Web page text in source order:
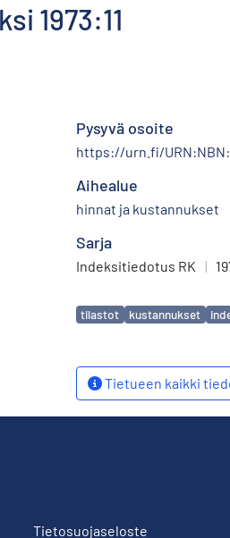
1973:11
Pysyvä osoite
https://urn.fi/
Aihealue
hinnat ja kustannukset
Sarja
Indeksitiedotus RK |
Avainsanat
tilastot kustannukset
Tietueen kaikki
Tietosuojaseloste